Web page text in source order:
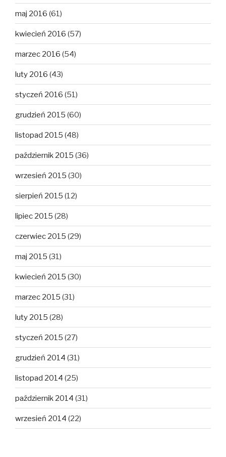
maj 2016 (61)
kwiecień 2016 (57)
marzec 2016 (54)
luty 2016 (43)
styczeń 2016 (51)
grudzień 2015 (60)
listopad 2015 (48)
październik 2015 (36)
wrzesień 2015 (30)
sierpień 2015 (12)
lipiec 2015 (28)
czerwiec 2015 (29)
maj 2015 (31)
kwiecień 2015 (30)
marzec 2015 (31)
luty 2015 (28)
styczeń 2015 (27)
grudzień 2014 (31)
listopad 2014 (25)
październik 2014 (31)
wrzesień 2014 (22)